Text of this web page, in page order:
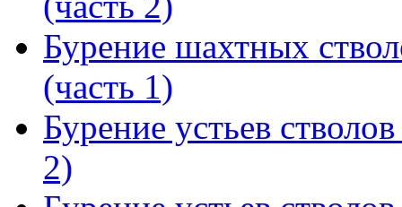
Бурение шахтных
(часть 1)
Бурение устьев
2)